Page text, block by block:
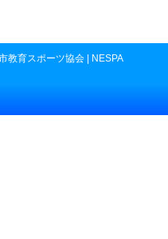
教育スポーツ協会 | NESPA